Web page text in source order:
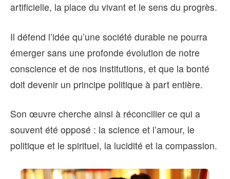
artificielle, la place du vivant et le sens du progrès.
Il défend l’idée qu’une société durable ne pourra
émerger sans une profonde évolution de notre
conscience et de nos institutions, et que la bonté
doit devenir un principe politique à part entière.
Son œuvre cherche ainsi à réconcilier ce qui a
souvent été opposé : la science et l’amour, le
politique et le spirituel, la lucidité et la compassion.